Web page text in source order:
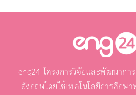
eng24 โครงการวิจัยและพัฒนากา
อังกฤษโดยใช้เทคโนโลยีการศึกษ